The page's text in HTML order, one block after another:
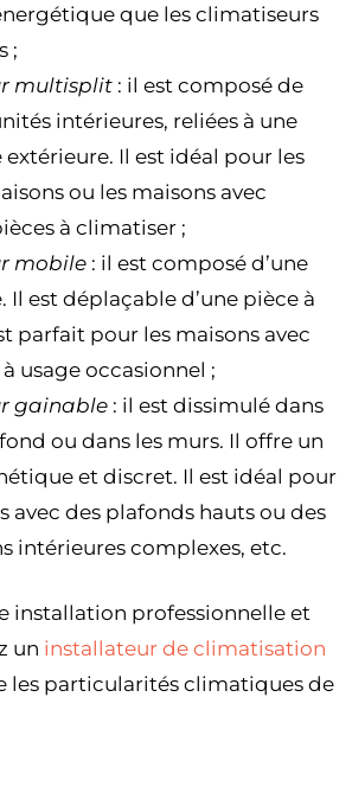
que les climatiseurs
;
multisplit : il est composé de
intérieures, reliées à une
extérieure. Il est idéal pour les
ou les maisons avec
à climatiser ;
mobile : il est composé d’une
Il est déplaçable d’une pièce à
parfait pour les maisons avec
usage occasionnel ;
gainable : il est dissimulé dans
ou dans les murs. Il offre un
et discret. Il est idéal pour
avec des plafonds hauts ou des
intérieures complexes, etc.
installation professionnelle et
un installateur de climatisation
les particularités climatiques de